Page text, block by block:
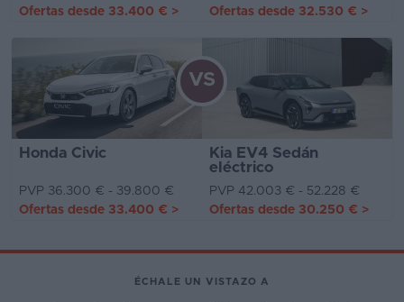
Ofertas desde 33.400 € > Ofertas desde 32.530 € >
Honda Civic
Kia EV4 Sedán
eléctrico
VS
PVP 36.300 € - 39.800 €
PVP 42.003 € - 52.228 €
Ofertas desde 33.400 € > Ofertas desde 30.250 € >
ÉCHALE UN VISTAZO A